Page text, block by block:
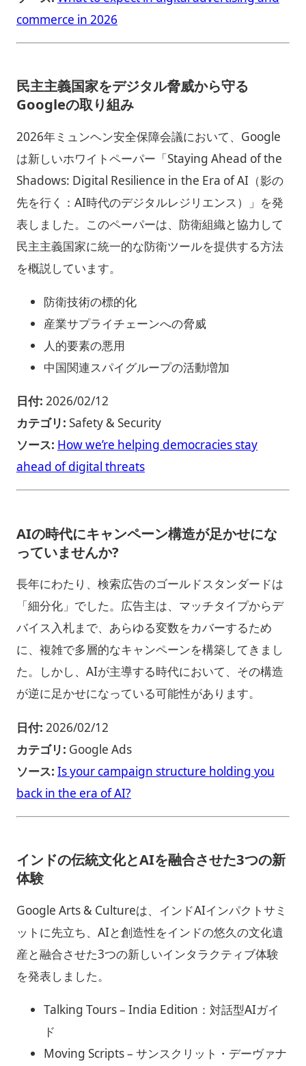
commerce in 2026
民主主義国家をデジタル脅威から守る
Googleの取り組み
2026年ミュンヘン安全保障会議において、Google
は新しいホワイトペーパー「Staying Ahead of the
Shadows: Digital Resilience in the Era of AI（影の
先を行く：AI時代のデジタルレジリエンス）」を発
表しました。このペーパーは、防衛組織と協力して
民主主義国家に統一的な防衛ツールを提供する方法
を概説しています。
防衛技術の標的化
産業サプライチェーンへの脅威
人的要素の悪用
中国関連スパイグループの活動増加
日付: 2026/02/12
カテゴリ: Safety & Security
ソース: How we’re helping democracies stay
ahead of digital threats
AIの時代にキャンペーン構造が足かせにな
っていませんか?
長年にわたり、検索広告のゴールドスタンダードは
「細分化」でした。広告主は、マッチタイプからデ
バイス入札まで、あらゆる変数をカバーするため
に、複雑で多層的なキャンペーンを構築してきまし
た。しかし、AIが主導する時代において、その構造
が逆に足かせになっている可能性があります。
日付: 2026/02/12
カテゴリ: Google Ads
ソース: Is your campaign structure holding you
back in the era of AI?
インドの伝統文化とAIを融合させた3つの新
体験
Google Arts & Cultureは、インドAIインパクトサミ
ットに先立ち、AIと創造性をインドの悠久の文化遺
産と融合させた3つの新しいインタラクティブ体験
を発表しました。
Talking Tours – India Edition：対話型AIガイ
ド
Moving Scripts – サンスクリット・デーヴァナ